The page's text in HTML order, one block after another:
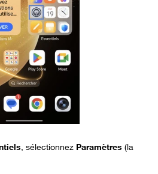
, sélectionnez Paramètres (la